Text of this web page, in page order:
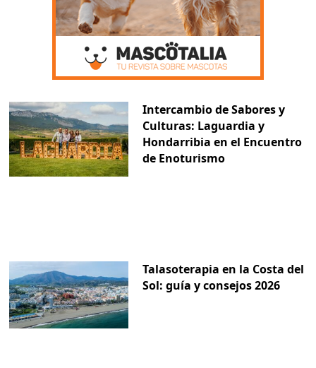
Intercambio de Sabores y
Culturas: Laguardia y
Hondarribia en el Encuentro
de Enoturismo
Talasoterapia en la Costa del
Sol: guía y consejos 2026